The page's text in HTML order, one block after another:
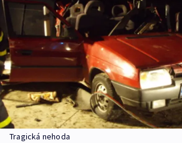
Tragická nehoda